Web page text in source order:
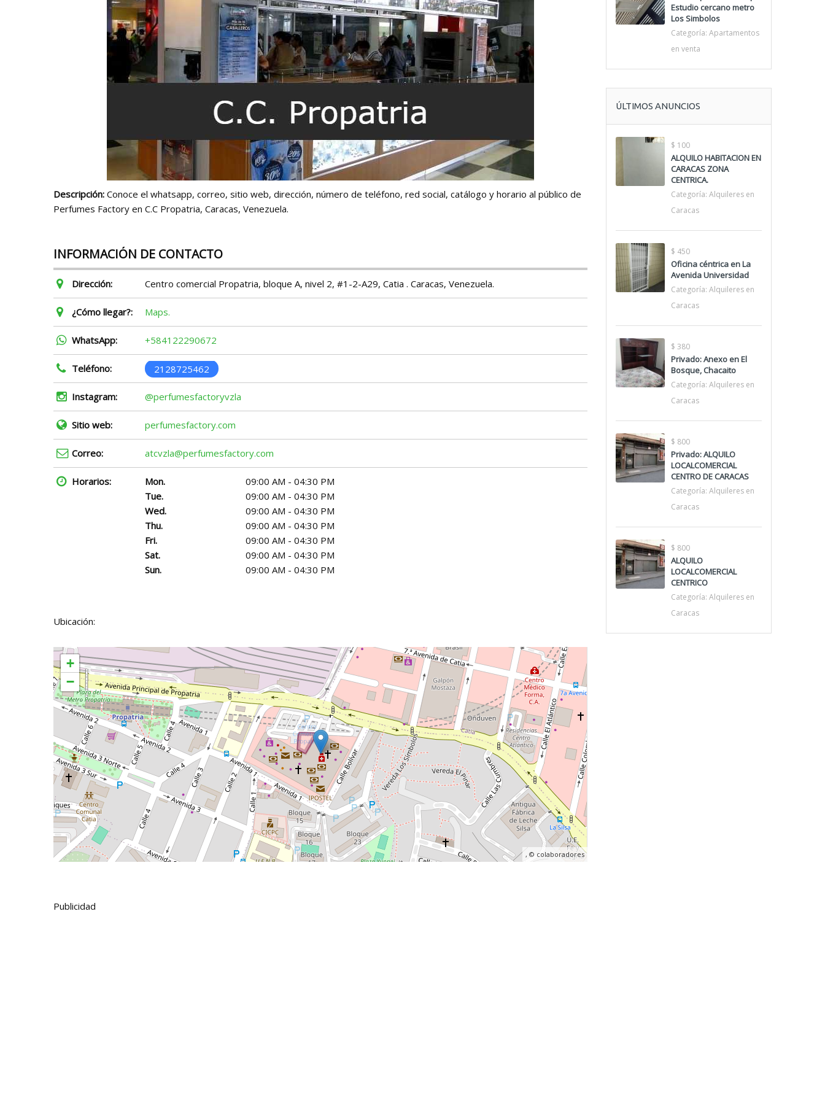
Descripción: Conoce el whatsapp, correo, sitio web, dirección, número de teléfono, red social, catálogo y horario al público de
Perfumes Factory en C.C Propatria, Caracas, Venezuela.
INFORMACIÓN DE CONTACTO
Dirección: Centro comercial Propatria, bloque A, nivel 2, #1-2-A29, Catia . Caracas, Venezuela.
¿Cómo llegar?: Maps.
WhatsApp: +584122290672
Teléfono: 2128725462
Instagram: @perfumesfactoryvzla
Sitio web: perfumesfactory.com
Correo: atcvzla@perfumesfactory.com
Horarios: Mon.
09:00 AM - 04:30 PM
Tue.
09:00 AM - 04:30 PM
Wed.
09:00 AM - 04:30 PM
Thu.
09:00 AM - 04:30 PM
Fri.
09:00 AM - 04:30 PM
Sat.
09:00 AM - 04:30 PM
Sun.
09:00 AM - 04:30 PM
Ubicación:
+
−
, © colaboradores
Publicidad
Estudio cercano metro
Los Simbolos
Categoría: Apartamentos
en venta
ÚLTIMOS ANUNCIOS
$ 100
ALQUILO HABITACION EN
CARACAS ZONA
CENTRICA.
Categoría: Alquileres en
Caracas
$ 450
Oficina céntrica en La
Avenida Universidad
Categoría: Alquileres en
Caracas
$ 380
Privado: Anexo en El
Bosque, Chacaito
Categoría: Alquileres en
Caracas
$ 800
Privado: ALQUILO
LOCALCOMERCIAL
CENTRO DE CARACAS
Categoría: Alquileres en
Caracas
$ 800
ALQUILO
LOCALCOMERCIAL
CENTRICO
Categoría: Alquileres en
Caracas